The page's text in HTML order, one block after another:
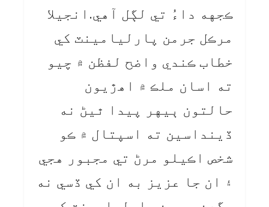
ڪجهه داءُ تي لڳل آهي.انجيلا
مرڪل جرمن پارليامينٽ کي
خطاب ڪندي واضح لفظن ۾ چيو
ته اسان ملڪ ۾ اهڙيون
حالتون ٻيهر پيدا ٿيڻ نه
ڏينداسين ته اسپتال ۾ ڪو
شخص اڪيلو مرڻ تي مجبور هجي
۽ ان جا عزيز به ان کي ڏسي نه